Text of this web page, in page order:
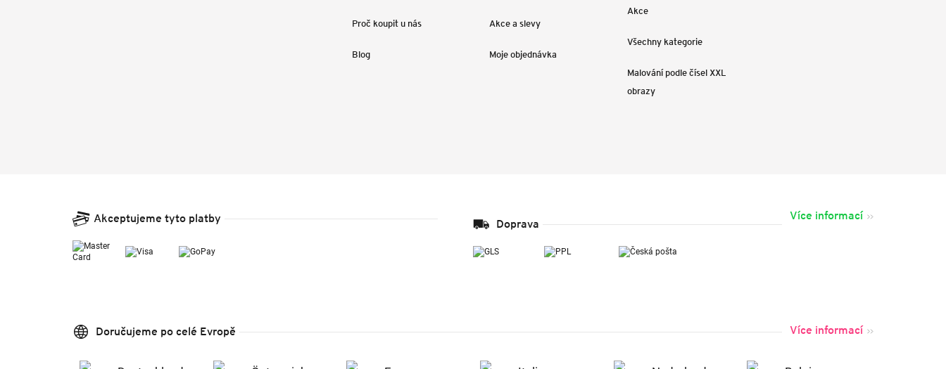
Proč koupit u nás
Blog
Akce a slevy
Moje objednávka
Akce
Všechny kategorie
Malování podle čísel XXL
obrazy
Akceptujeme tyto platby Doprava
Více informací
Doručujeme po celé Evropě Více informací